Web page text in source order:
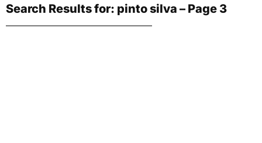
Search Results for: pinto silva – Page 3